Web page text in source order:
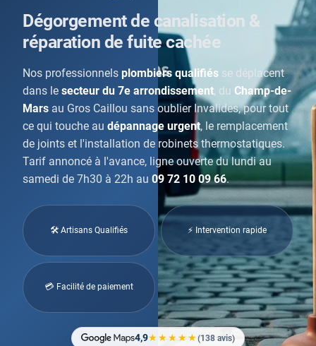
Dégorgement de canalisation &
réparation de fuite cachée
Nos professionnels plombiers qualifiés se déplacent
dans le secteur du 7e arrondissement, du Champ-de-
Mars au Gros Caillou sans oublier Invalides, pour tout
ce qui touche au dépannage urgent, le remplacement
de joints et l'installation de robinets thermostatiques.
Tarif annoncé à l'avance, ligne ouverte du lundi au
samedi de 7h30 à 22h au 09 72 10 09 66.
🛠 Artisans Qualifiés ⚡ Intervention rapide
💳 Facilité de paiement
4,9★★★★★(138 avis)